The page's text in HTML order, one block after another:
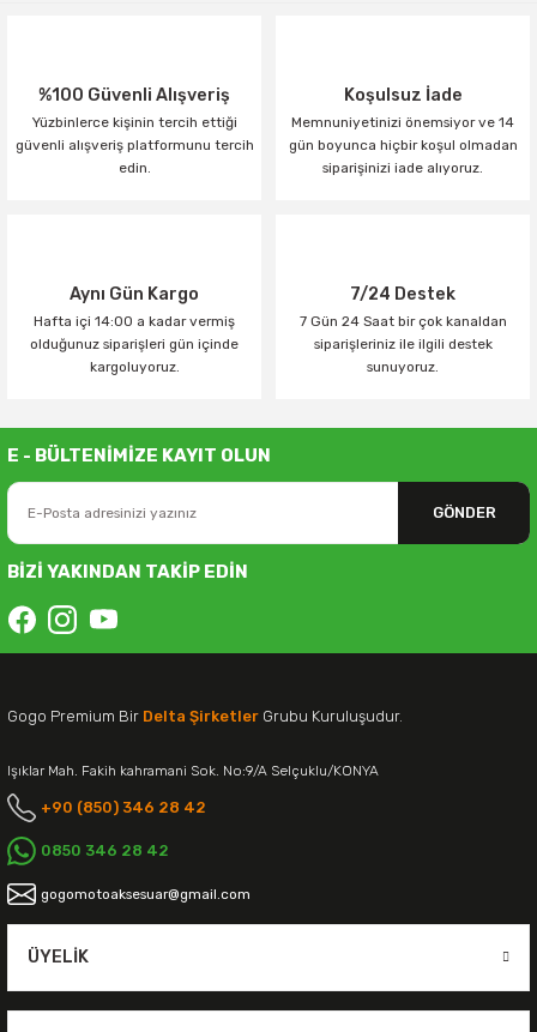
%100 Güvenli Alışveriş
Yüzbinlerce kişinin tercih ettiği
güvenli alışveriş platformunu tercih
edin.
Koşulsuz İade
Memnuniyetinizi önemsiyor ve 14
gün boyunca hiçbir koşul olmadan
siparişinizi iade alıyoruz.
Aynı Gün Kargo
Hafta içi 14:00 a kadar vermiş
olduğunuz siparişleri gün içinde
kargoluyoruz.
7/24 Destek
7 Gün 24 Saat bir çok kanaldan
siparişleriniz ile ilgili destek
sunuyoruz.
E - BÜLTENİMİZE KAYIT OLUN
GÖNDER
BİZİ YAKINDAN TAKİP EDİN
Gogo Premium Bir Delta Şirketler Grubu Kuruluşudur.
Işıklar Mah. Fakih kahramani Sok. No:9/A Selçuklu/KONYA
+90 (850) 346 28 42
0850 346 28 42
gogomotoaksesuar@gmail.com
ÜYELIK